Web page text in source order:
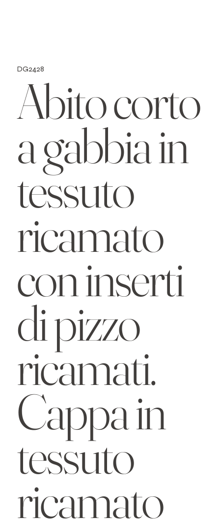
DG2428
Abito corto
a gabbia in
tessuto
ricamato
con inserti
di pizzo
ricamati.
Cappa in
tessuto
ricamato